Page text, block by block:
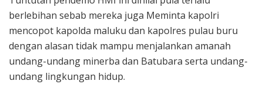
berlebihan sebab mereka juga Meminta kapolri
mencopot kapolda maluku dan kapolres pulau buru
dengan alasan tidak mampu menjalankan amanah
undang-undang minerba dan Batubara serta undang-
undang lingkungan hidup.